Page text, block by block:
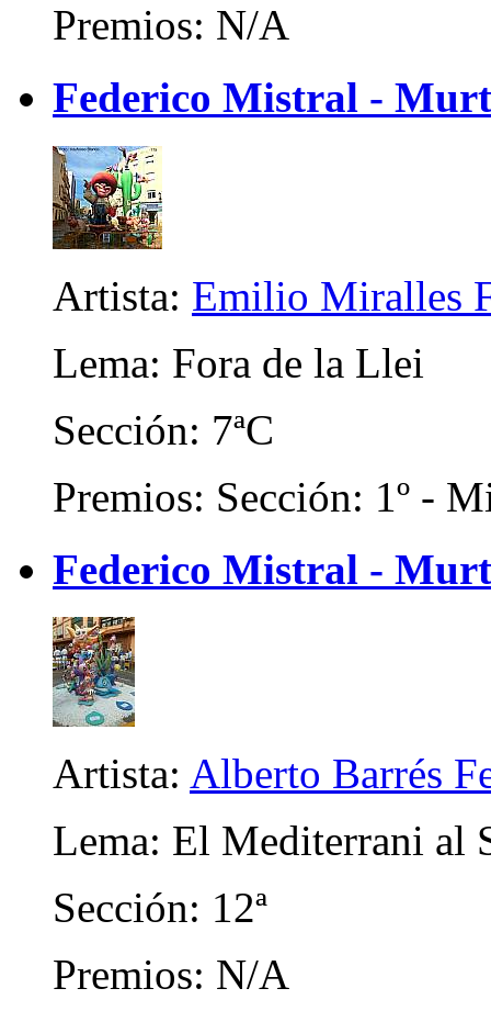
Premios: N/A
Federico Mistral -
Artista: Emilio Miralles
Lema: Fora de la Llei
Sección: 7ªC
Premios: Sección: 1º -
Federico Mistral -
Artista: Alberto Barrés
Lema: El Mediterrani al
Sección: 12ª
Premios: N/A